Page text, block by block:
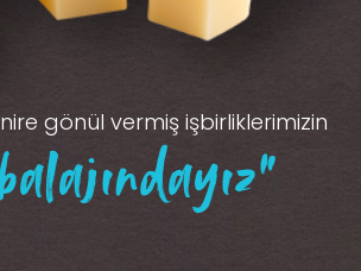
gönül vermiş işbirliklerimizin